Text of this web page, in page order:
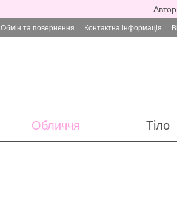
Обмін та повернення Контактна інформація
Обличчя Тіло